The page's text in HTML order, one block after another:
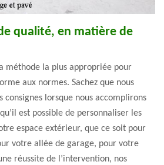
qualité, en matière de
méthode la plus appropriée pour
aux normes. Sachez que nous
consignes lorsque nous accomplirons
est possible de personnaliser les
espace extérieur, que ce soit pour
votre allée de garage, pour votre
réussite de l’intervention, nos